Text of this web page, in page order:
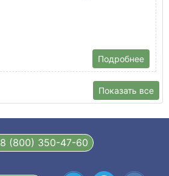
Подробнее
Показать все
8 (800) 350-47-60